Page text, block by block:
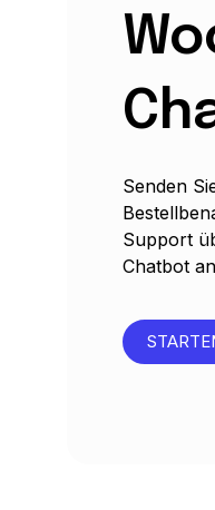
Senden
Support
Chatbot